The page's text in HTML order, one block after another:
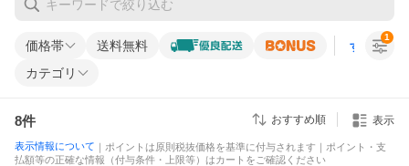
価格帯 送料無料 すべての条
カテゴリ
1
8件 おすすめ順 表示
表示情報について ｜ポイントは原則税抜価格を基準に付与されます｜ポイント・支
払額等の正確な情報（付与条件・上限等）はカートをご確認ください